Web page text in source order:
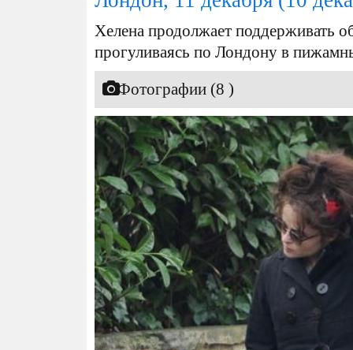
Хелена продолжает поддерживать
прогуливаясь по Лондону в
Фотографии (8 )